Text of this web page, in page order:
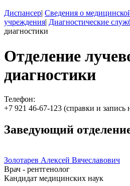
Диспансер| Сведения о
учреждения| Диагностические
диагностики
Отделение
диагностики
Телефон:
+7 921 46-67-123 (справки и запись
Заведующий
Золотарев Алексей Вячеславович
Врач - рентгенолог
Кандидат медицинских наук